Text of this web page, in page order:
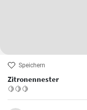
Speichern
Zitronennester
🍋🍋🍋